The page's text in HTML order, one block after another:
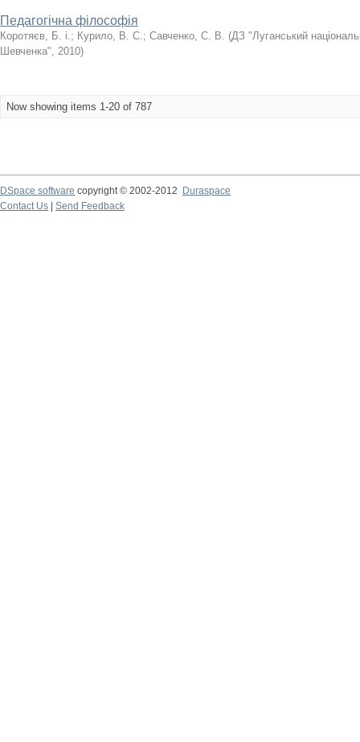
Педагогічна філософія
Коротяєв, Б. і.; Курило, В. С.; Савченко, С. В. (ДЗ "Луганський
Шевченка", 2010)
Now showing items 1-20 of 787
DSpace software copyright © 2002-2012
Duraspace
Contact Us
Send Feedback